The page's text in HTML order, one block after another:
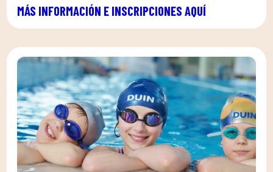
MÁS INFORMACIÓN E INSCRIPCIONES AQUÍ